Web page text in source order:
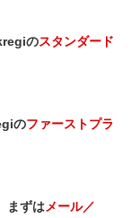
のスタンダード
のファーストプラ
まずはメール／